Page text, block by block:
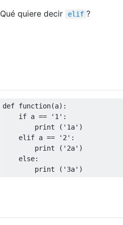
Qué quiere decir elif ?
def function(a):
if a == '1' :
print
( '1a' )
elif a == '2' :
print
( '2a' )
else:
print
( '3a' )